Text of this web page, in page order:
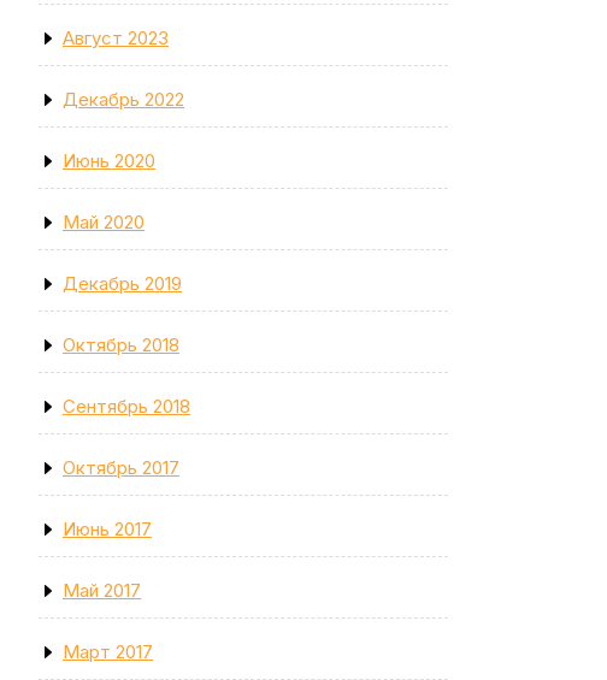
Август 2023
Декабрь 2022
Июнь 2020
Май 2020
Декабрь 2019
Октябрь 2018
Сентябрь 2018
Октябрь 2017
Июнь 2017
Май 2017
Март 2017